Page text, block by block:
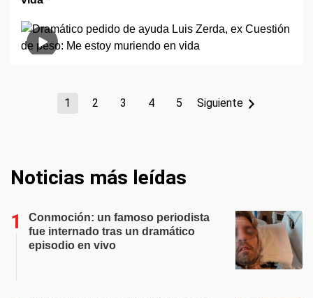
1 2 3 4 5 Siguiente
Noticias más leídas
Conmoción: un famoso periodista
fue internado tras un dramático
episodio en vivo